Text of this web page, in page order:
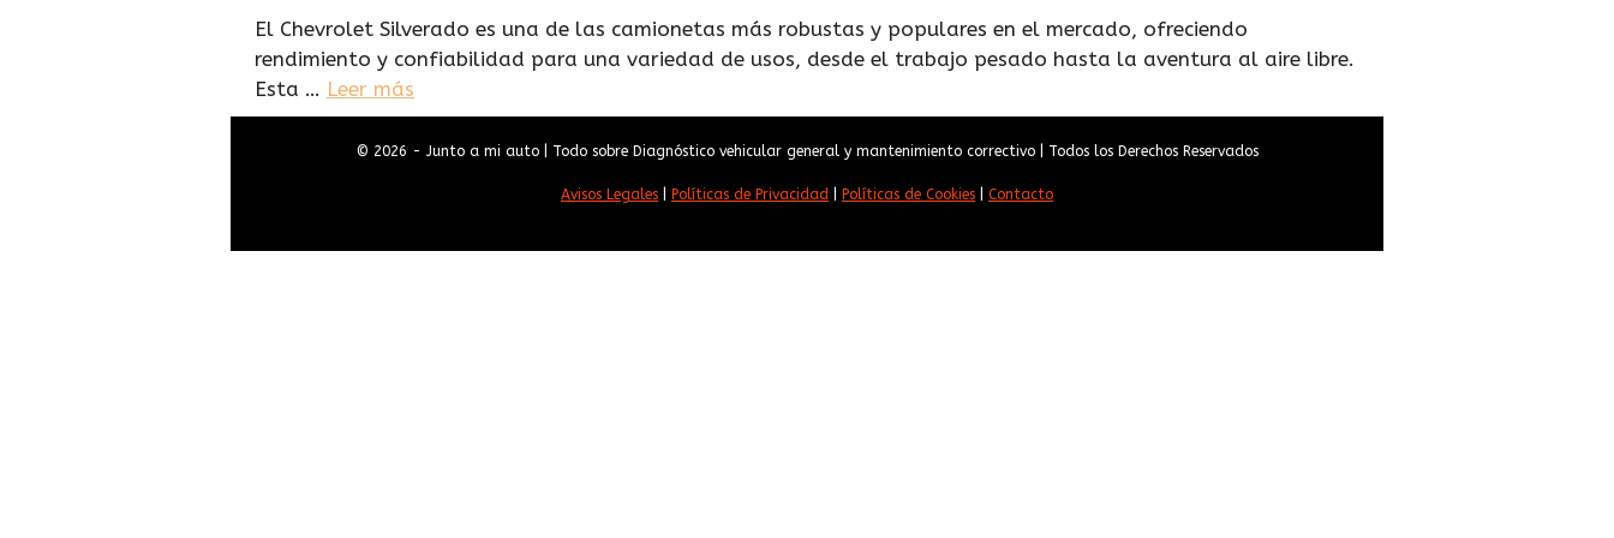
El Chevrolet Silverado es una de las camionetas más robustas y populares en el mercado, ofreciendo
rendimiento y confiabilidad para una variedad de usos, desde el trabajo pesado hasta la aventura al aire libre.
Esta … Leer más
© 2026 - Junto a mi auto | Todo sobre Diagnóstico vehicular general y mantenimiento correctivo | Todos los Derechos Reservados
Avisos Legales Políticas de Privacidad Políticas de Cookies Contacto